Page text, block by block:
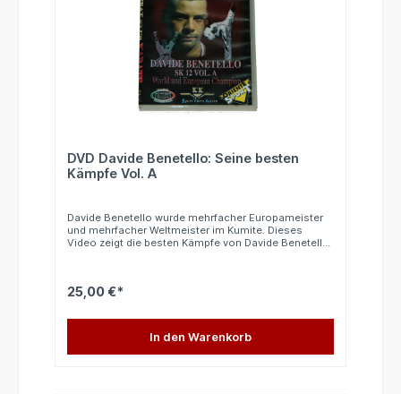
DVD Davide Benetello: Seine besten
Kämpfe Vol. A
Davide Benetello wurde mehrfacher Europameister
und mehrfacher Weltmeister im Kumite. Dieses
Video zeigt die besten Kämpfe von Davide Benetello
Weltmeisterschaft 1998 in Rio de Janeiro -
1997 in Manila In Italienischer und englischer
Sprache (ohne italienisch und englischkenntnisse
leicht verständlich). 40 Minuten
25,00 €*
In den Warenkorb